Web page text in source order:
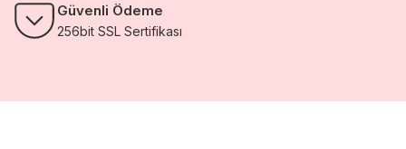
Güvenli Ödeme
256bit SSL Sertifikası